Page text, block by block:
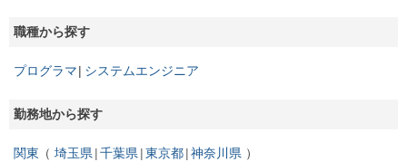
職種から探す
プログラマ システムエンジニア
勤務地から探す
関東 埼玉県 千葉県 東京都 神奈川県